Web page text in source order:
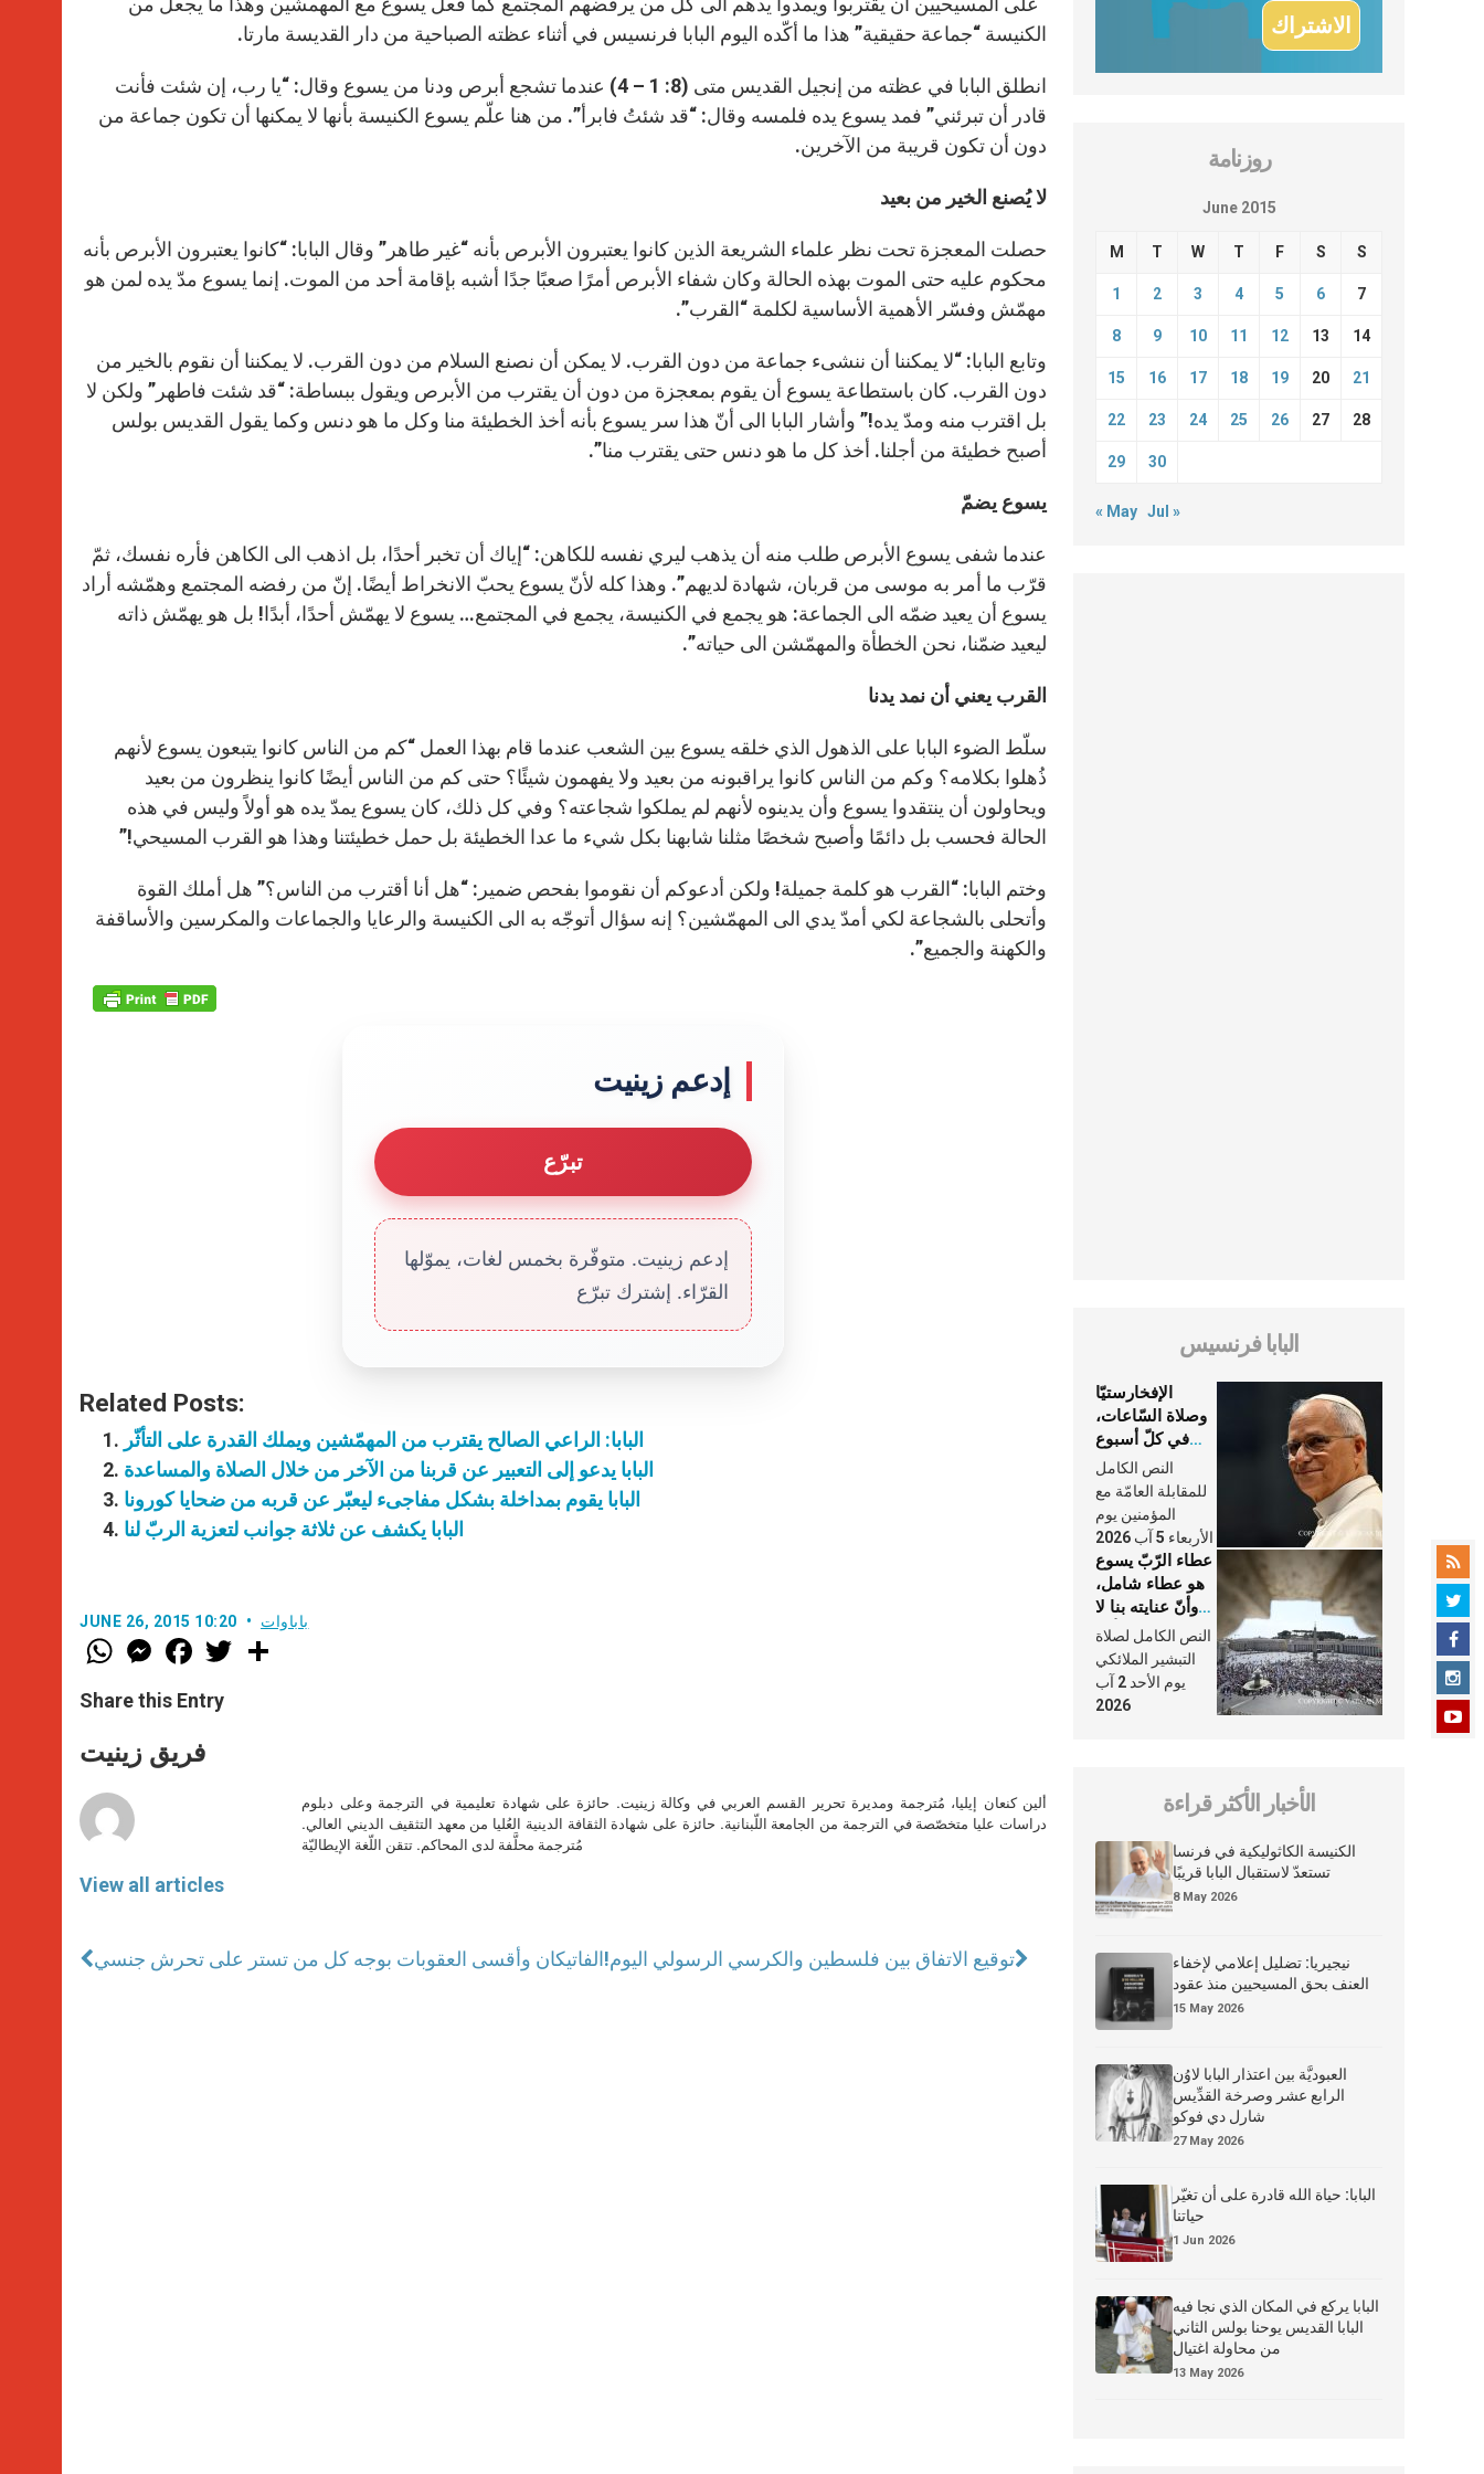
e k
الكنيسة “جماعة حقيقية” هذا ما أكّده اليوم البابا فرنسيس في أثناء عظته الصباحية من دار القديسة مارتا.
انطلق البابا في عظته من إنجيل القديس متى (8: 1 – 4) عندما تشجع أبرص ودنا من يسوع وقال: “يا رب، إن شئت فأنت
قادر أن تبرئني” فمد يسوع يده فلمسه وقال: “قد شئتُ فابرأ”. من هنا علّم يسوع الكنيسة بأنها لا يمكنها أن تكون جماعة من
دون أن تكون قريبة من الآخرين.
لا يُصنع الخير من بعيد
حصلت المعجزة تحت نظر علماء الشريعة الذين كانوا يعتبرون الأبرص بأنه “غير طاهر” وقال البابا: “كانوا يعتبرون الأبرص بأنه
محكوم عليه حتى الموت بهذه الحالة وكان شفاء الأبرص أمرًا صعبًا جدًا أشبه بإقامة أحد من الموت. إنما يسوع مدّ يده لمن هو
مهمّش وفسّر الأهمية الأساسية لكلمة “القرب”.
وتابع البابا: “لا يمكننا أن ننشىء جماعة من دون القرب. لا يمكن أن نصنع السلام من دون القرب. لا يمكننا أن نقوم بالخير من
دون القرب. كان باستطاعة يسوع أن يقوم بمعجزة من دون أن يقترب من الأبرص ويقول ببساطة: “قد شئت فاطهر” ولكن لا
بل اقترب منه ومدّ يده!” وأشار البابا الى أنّ هذا سر يسوع بأنه أخذ الخطيئة منا وكل ما هو دنس وكما يقول القديس بولس
أصبح خطيئة من أجلنا. أخذ كل ما هو دنس حتى يقترب منا”.
يسوع يضمّ
عندما شفى يسوع الأبرص طلب منه أن يذهب ليري نفسه للكاهن: “إياك أن تخبر أحدًا، بل اذهب الى الكاهن فأره نفسك، ثمّ
قرّب ما أمر به موسى من قربان، شهادة لديهم”. وهذا كله لأنّ يسوع يحبّ الانخراط أيضًا. إنّ من رفضه المجتمع وهمّشه أراد
يسوع أن يعيد ضمّه الى الجماعة: هو يجمع في الكنيسة، يجمع في المجتمع… يسوع لا يهمّش أحدًا، أبدًا! بل هو يهمّش ذاته
ليعيد ضمّنا، نحن الخطأة والمهمّشن الى حياته”.
القرب يعني أن نمد يدنا
سلّط الضوء البابا على الذهول الذي خلقه يسوع بين الشعب عندما قام بهذا العمل “كم من الناس كانوا يتبعون يسوع لأنهم
ذُهلوا بكلامه؟ وكم من الناس كانوا يراقبونه من بعيد ولا يفهمون شيئًا؟ حتى كم من الناس أيضًا كانوا ينظرون من بعيد
ويحاولون أن ينتقدوا يسوع وأن يدينوه لأنهم لم يملكوا شجاعته؟ وفي كل ذلك، كان يسوع يمدّ يده هو أولاً وليس في هذه
الحالة فحسب بل دائمًا وأصبح شخصًا مثلنا شابهنا بكل شيء ما عدا الخطيئة بل حمل خطيئتنا وهذا هو القرب المسيحي!”
وختم البابا: “القرب هو كلمة جميلة! ولكن أدعوكم أن نقوموا بفحص ضمير: “هل أنا أقترب من الناس؟” هل أملك القوة
وأتحلى بالشجاعة لكي أمدّ يدي الى المهمّشين؟ إنه سؤال أتوجّه به الى الكنيسة والرعايا والجماعات والمكرسين والأساقفة
والكهنة والجميع”.
إدعم زينيت
تبرّع
إدعم زينيت. متوفّرة بخمس لغات، يموّلها
القرّاء. إشترك تبرّع
Related Posts:
البابا: الراعي الصالح يقترب من المهمّشين ويملك القدرة على التأثّر
البابا يدعو إلى التعبير عن قربنا من الآخر من خلال الصلاة والمساعدة
البابا يقوم بمداخلة بشكل مفاجىء ليعبّر عن قربه من ضحايا كورونا
البابا يكشف عن ثلاثة جوانب لتعزية الربّ لنا
JUNE 26, 2015 10:20 باباوات
W
h
t
s
p
p
M
e
s
e
g
e
F
a
e
b
o
k
w
Share this Entry
فريق زينيت
View all articles
ألين كنعان إيليا، مُترجمة ومديرة تحرير القسم العربي في وكالة زينيت. حائزة على شهادة تعليمية في الترجمة وعلى دبلوم
دراسات عليا متخصّصة في الترجمة من الجامعة اللّبنانية. حائزة على شهادة الثقافة الدينية العُليا من معهد التثقيف الديني العالي.
مُترجمة محلَّفة لدى المحاكم. تتقن اللّغة الإيطاليّة
الفاتيكان وأقسى العقوبات بوجه كل من تستر على تحرش جنسي!توقيع الاتفاق بين فلسطين والكرسي الرسولي اليوم
روزنامة
June 2015
M T W T F S S
1 2 3 4 5 6 7
8 9 10 11 12 13 14
15 16 17 18 19 20 21
22 23 24 25 26 27 28
29 30
« May Jul »
البابا فرنسيس
الإفخارستيّا
وصلاة السّاعات،
في كلّ أسبوع
وكلّ يوم، هما
النَّفَس في حياة
الكنيسة
النص الكامل
للمقابلة العامّة مع
المؤمنين يوم
الأربعاء 5 آب 2026
عطاء الرّبّ يسوع
هو عطاء شامل،
وأنّ عنايته بنا لا
تغيب عنّا أبدًا
النص الكامل لصلاة
التبشير الملائكي
يوم الأحد 2 آب
2026
الأخبار الأكثر قراءة
الكنيسة الكاثوليكية في فرنسا
تستعدّ لاستقبال البابا قريبًا
8 May 2026
نيجيريا: تضليل إعلامي لإخفاء
العنف بحق المسيحيين منذ عقود
15 May 2026
العبوديَّة بين اعتذار البابا لاوُن
الرابع عشر وصرخة القدِّيس
شارل دي فوكو
27 May 2026
البابا: حياة الله قادرة على أن تغيّر
حياتنا
1 Jun 2026
البابا يركع في المكان الذي نجا فيه
البابا القديس يوحنا بولس الثاني
من محاولة اغتيال
13 May 2026